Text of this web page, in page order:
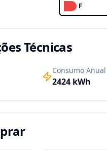
F
Técnicas
Consumo Anual
2424 kWh